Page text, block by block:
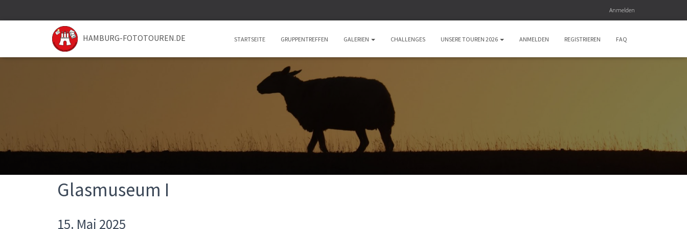
Anmelden
HAMBURG-FOTOTOUREN.DE STARTSEITE GRUPPENTREFFEN GALERIEN CHALLENGES UNSERE TOUREN 2026 ANMELDEN REGISTRIEREN FAQ
Glasmuseum I
15. Mai 2025